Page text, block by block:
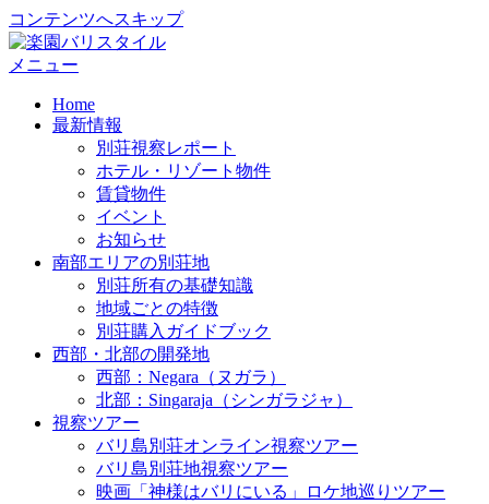
コンテンツへスキップ
メニュー
Home
最新情報
別荘視察レポート
ホテル・リゾート物件
賃貸物件
イベント
お知らせ
南部エリアの別荘地
別荘所有の基礎知識
地域ごとの特徴
別荘購入ガイドブック
西部・北部の開発地
西部：Negara（ヌガラ）
北部：Singaraja（シンガラジャ）
視察ツアー
バリ島別荘オンライン視察ツアー
バリ島別荘地視察ツアー
映画「神様はバリにいる」ロケ地巡りツアー